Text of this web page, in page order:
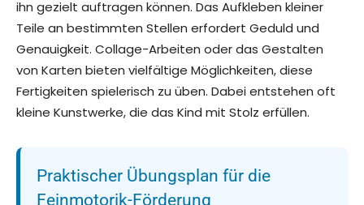
ihn gezielt auftragen können. Das Aufkleben kleiner
Teile an bestimmten Stellen erfordert Geduld und
Genauigkeit. Collage-Arbeiten oder das Gestalten
von Karten bieten vielfältige Möglichkeiten, diese
Fertigkeiten spielerisch zu üben. Dabei entstehen oft
kleine Kunstwerke, die das Kind mit Stolz erfüllen.
Praktischer Übungsplan für die
Feinmotorik-Förderung